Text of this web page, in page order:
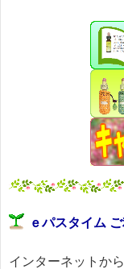
ｅパスタイム
インターネットか